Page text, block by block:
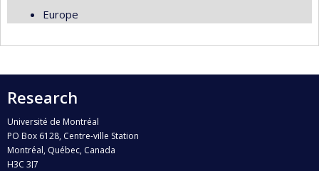
Europe
Research
Université de Montréal
PO Box 6128, Centre-ville Station
Montréal, Québec, Canada
H3C 3J7